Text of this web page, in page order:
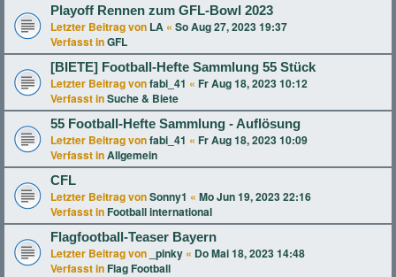
Playoff Rennen zum GFL-Bowl 2023
Letzter Beitrag von LA « So Aug 27, 2023 19:37
Verfasst inGFL
[BIETE] Football-Hefte Sammlung 55 Stück
Letzter Beitrag vonfabi_41 « Fr Aug 18, 2023 10:12
Verfasst inSuche & Biete
55 Football-Hefte Sammlung - Auflösung
Letzter Beitrag vonfabi_41 « Fr Aug 18, 2023 10:09
Verfasst inAllgemein
CFL
Letzter Beitrag vonSonny1 « Mo Jun 19, 2023 22:16
Verfasst in Football international
Flagfootball-Teaser Bayern
Letzter Beitrag von _pinky « Do Mai 18, 2023 14:48
Verfasst in Flag Football